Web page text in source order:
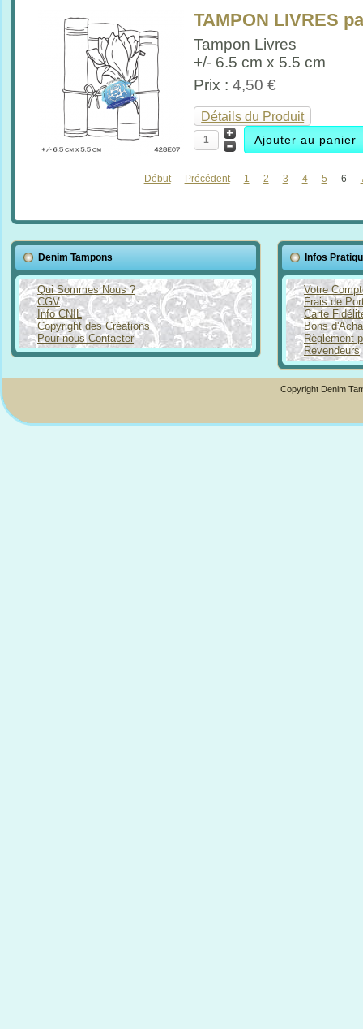
TAMPON LIVRES
Tampon Livres
+/- 6.5 cm x 5.5 cm
Prix :4,50 €
Détails du Produit
Début Précédent 1 2 3 4 5 6
Denim Tampons
Qui Sommes Nous ?
CGV
Info CNIL
Copyright des Créations
Pour nous Contacter
Infos
Votre
Frais de
Carte
Bons
Règlement
Revendeurs
Copyright Denim